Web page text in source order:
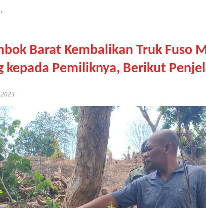
Barat Kembalikan Truk Fuso
kepada Pemiliknya, Berikut